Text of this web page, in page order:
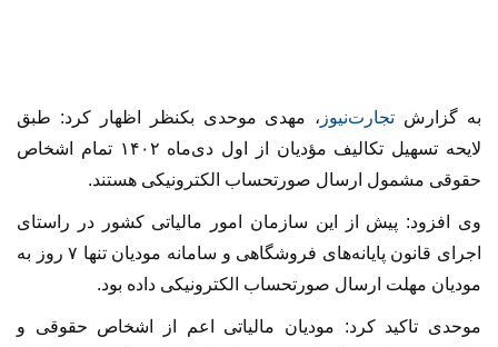
به گزارش تجارت‌نیوز ، مهدی موحدی بکنظر اظهار کرد: طبق
لایحه تسهیل تکالیف مؤدیان از اول دی‌ماه ۱۴۰۲ تمام اشخاص
حقوقی مشمول ارسال صورتحساب الکترونیکی هستند.
وی افزود: پیش از این سازمان امور مالیاتی کشور در راستای
اجرای قانون پایانه‌های فروشگاهی و سامانه مودیان تنها ۷ روز به
مودیان مهلت ارسال صورتحساب الکترونیکی داده بود.
موحدی تاکید کرد: مودیان مالیاتی اعم از اشخاص حقوقی و